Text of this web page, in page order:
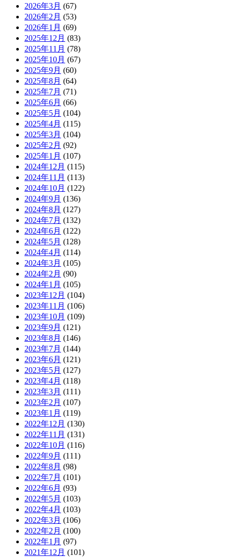
2026年3月 (67)
2026年2月 (53)
2026年1月 (69)
2025年12月 (83)
2025年11月 (78)
2025年10月 (67)
2025年9月 (60)
2025年8月 (64)
2025年7月 (71)
2025年6月 (66)
2025年5月 (104)
2025年4月 (115)
2025年3月 (104)
2025年2月 (92)
2025年1月 (107)
2024年12月 (115)
2024年11月 (113)
2024年10月 (122)
2024年9月 (136)
2024年8月 (127)
2024年7月 (132)
2024年6月 (122)
2024年5月 (128)
2024年4月 (114)
2024年3月 (105)
2024年2月 (90)
2024年1月 (105)
2023年12月 (104)
2023年11月 (106)
2023年10月 (109)
2023年9月 (121)
2023年8月 (146)
2023年7月 (144)
2023年6月 (121)
2023年5月 (127)
2023年4月 (118)
2023年3月 (111)
2023年2月 (107)
2023年1月 (119)
2022年12月 (130)
2022年11月 (131)
2022年10月 (116)
2022年9月 (111)
2022年8月 (98)
2022年7月 (101)
2022年6月 (93)
2022年5月 (103)
2022年4月 (103)
2022年3月 (106)
2022年2月 (100)
2022年1月 (97)
2021年12月 (101)